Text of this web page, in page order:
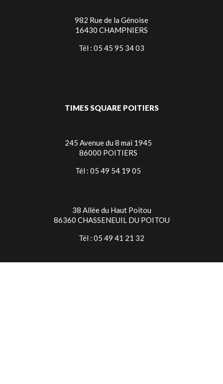
982 Rue de la Génoise
16430 CHAMPNIERS
Tél : 05 45 95 34 03
TIMES SQUARE POITIERS
245 Avenue du 8 mai 1945
86000 POITIERS
Tél : 05 49 54 19 05
38 Allée du Haut Poitou
86360 CHASSENEUIL DU POITOU
Tél : 05 49 41 21 32